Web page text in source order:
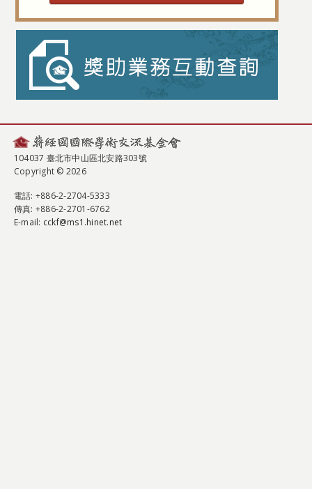
104037 臺北市中山區北安路303號
Copyright © 2026
電話: +886-2-2704-5333
傳真: +886-2-2701-6762
E-mail: cckf@ms1.hinet.net